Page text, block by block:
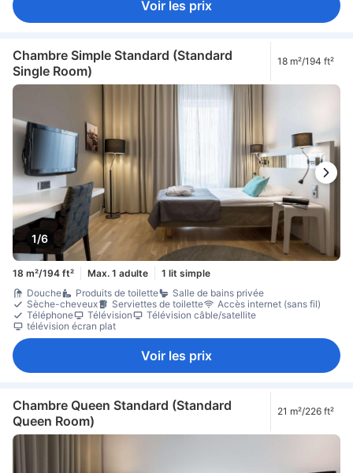
Voir les prix
Chambre Simple Standard (Standard
Single Room)
18 m²/194 ft²
1/6
18 m²/194 ft² Max. 1 adulte
1 lit simple
Douche
Produits de toilette
Salle de bains privée
Sèche-cheveux
Serviettes de toilette
Accès internet (sans fil)
Téléphone
Télévision
Télévision câble/satellite
télévision écran plat
Voir les prix
Chambre Queen Standard (Standard
Queen Room)
21 m²/226 ft²